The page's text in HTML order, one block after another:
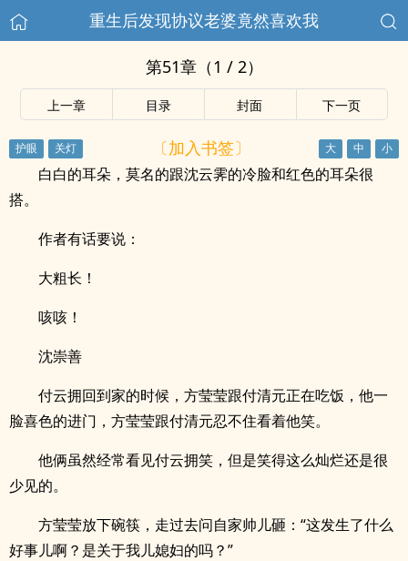
重生后发现协议老婆竟然喜欢我
第51章（1 / 2）
上一章 目录 封面 下一页
〔加入书签〕
白白的耳朵，莫名的跟沈云霁的冷脸和红色的耳朵很
搭。
作者有话要说：
大粗长！
咳咳！
沈崇善
付云拥回到家的时候，方莹莹跟付清元正在吃饭，他一
脸喜色的进门，方莹莹跟付清元忍不住看着他笑。
他俩虽然经常看见付云拥笑，但是笑得这么灿烂还是很
少见的。
方莹莹放下碗筷，走过去问自家帅儿砸：“这发生了什么
好事儿啊？是关于我儿媳妇的吗？”